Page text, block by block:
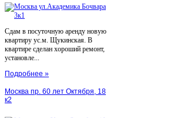
Сдам в посуточную аренду новую
квартиру ус.м. Щукинская. В
квартире сделан хороший ремонт,
установле...
Подробнее »
Москва пр. 60 лет Октября, 18
к2